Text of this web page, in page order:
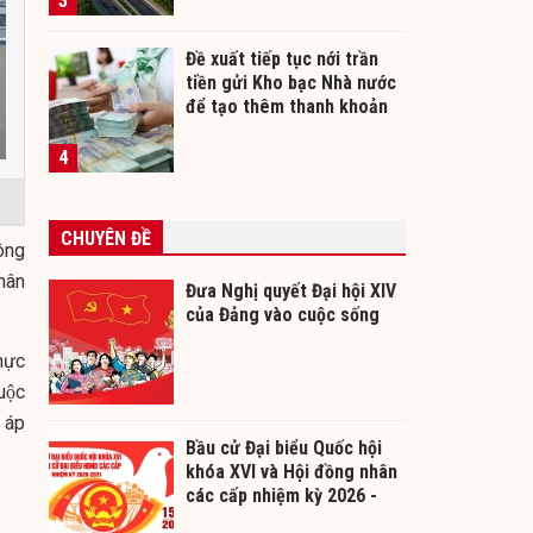
4
Đề xuất tiếp tục nới trần
tiền gửi Kho bạc Nhà nước
để tạo thêm thanh khoản
CHUYÊN ĐỀ
Đưa Nghị quyết Đại hội XIV
của Đảng vào cuộc sống
Bầu cử Đại biểu Quốc hội
khóa XVI và Hội đồng nhân
các cấp nhiệm kỳ 2026 -